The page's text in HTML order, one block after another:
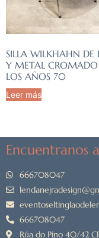
SILLA WILKHAHN DE
Y METAL CROMADO
LOS AÑOS 70
Leer más
Encuentranos
666708047
666708047
Rúa do Pino 40/42